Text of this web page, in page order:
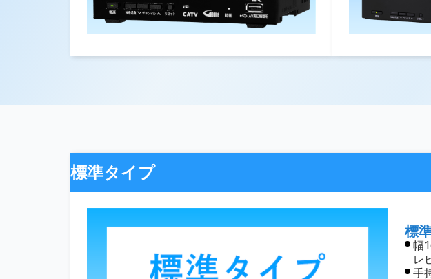
標準タイプ
標
幅
レ
手